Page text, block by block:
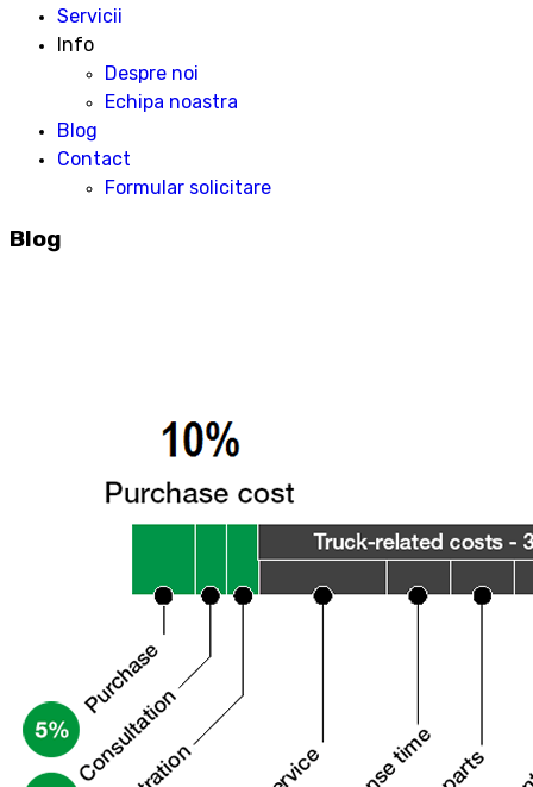
Servicii
Info
Despre noi
Echipa noastra
Blog
Contact
Formular solicitare
Blog